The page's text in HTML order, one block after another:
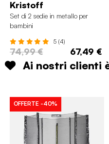
Kristoff
Set di 2 sedie in metallo per
bambini
5 (4)
74,99 € 67,49 €
Ai nostri clienti
OFFERTE -40%